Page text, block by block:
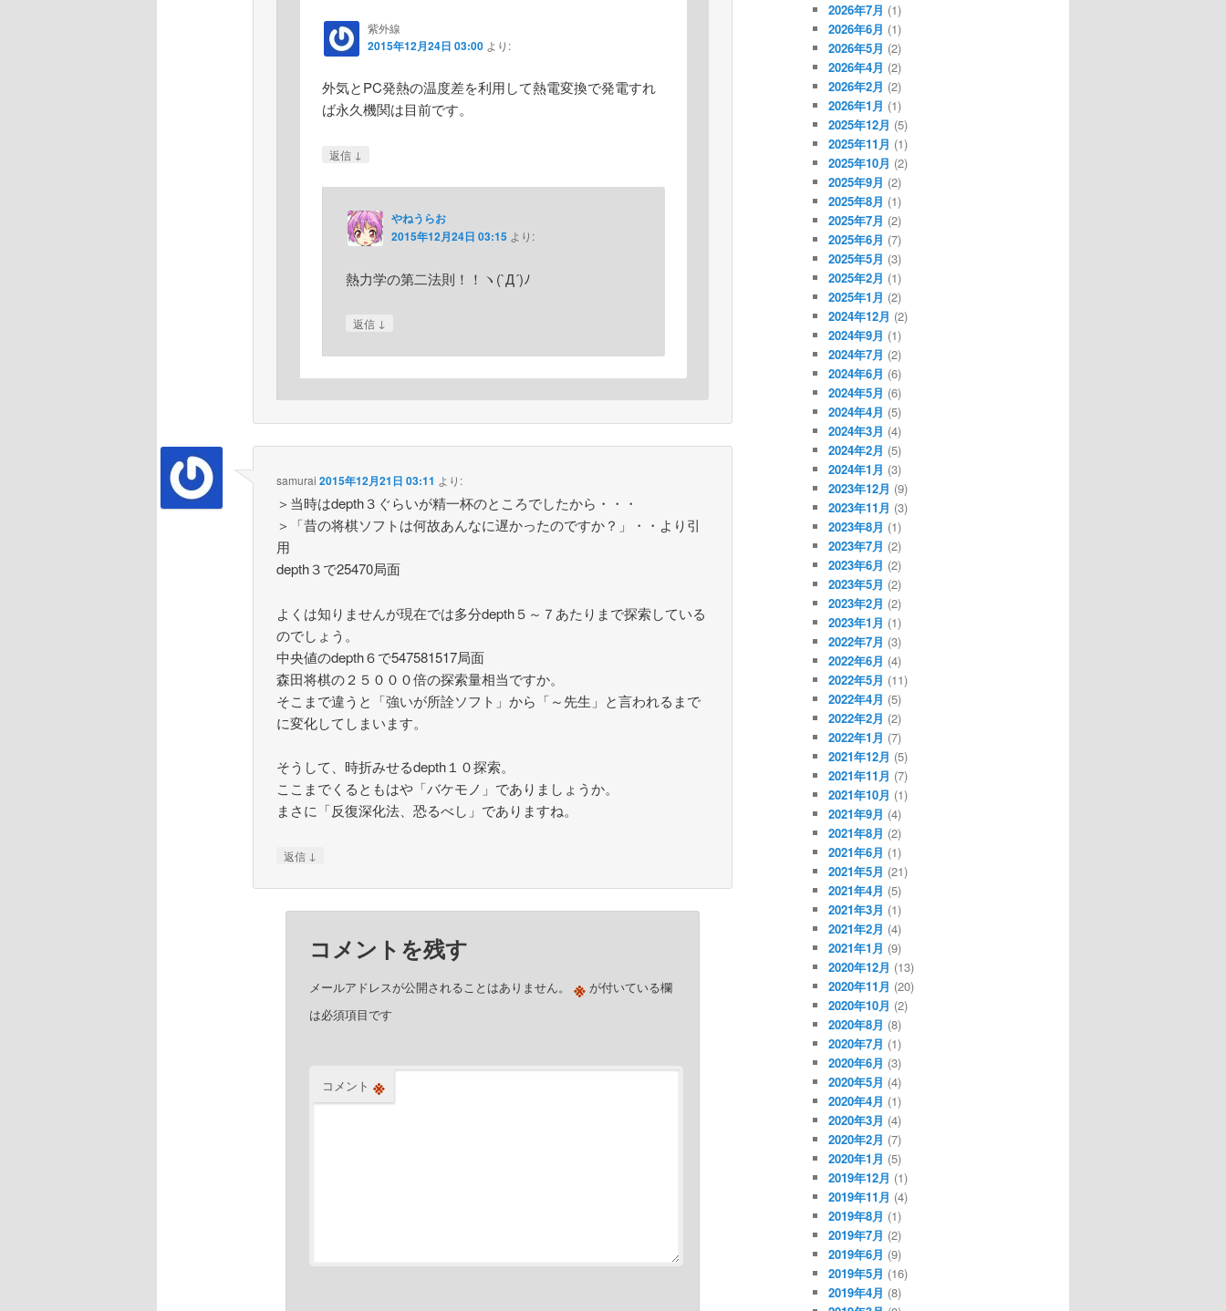
紫外線
2015年12月24日 03:00 より:
外気とPC発熱の温度差を利用して熱電変換で発電すれ
ば永久機関は目前です。
返信 ↓
やねうらお
2015年12月24日 03:15 より:
熱力学の第二法則！！ヽ(`Д´)ﾉ
返信 ↓
samurai 2015年12月21日 03:11 より:
＞当時はdepth３ぐらいが精一杯のところでしたから・・・
＞「昔の将棋ソフトは何故あんなに遅かったのですか？」・・より引
用
depth３で25470局面
よくは知りませんが現在では多分depth５～７あたりまで探索している
のでしょう。
中央値のdepth６で547581517局面
森田将棋の２５０００倍の探索量相当ですか。
そこまで違うと「強いが所詮ソフト」から「～先生」と言われるまで
に変化してしまいます。
そうして、時折みせるdepth１０探索。
ここまでくるともはや「バケモノ」でありましょうか。
まさに「反復深化法、恐るべし」でありますね。
返信 ↓
コメントを残す
メールアドレスが公開されることはありません。 ※が付いている欄
は必須項目です
コメント ※
2026年7月 (1)
2026年6月 (1)
2026年5月 (2)
2026年4月 (2)
2026年2月 (2)
2026年1月 (1)
2025年12月 (5)
2025年11月 (1)
2025年10月 (2)
2025年9月 (2)
2025年8月 (1)
2025年7月 (2)
2025年6月 (7)
2025年5月 (3)
2025年2月 (1)
2025年1月 (2)
2024年12月 (2)
2024年9月 (1)
2024年7月 (2)
2024年6月 (6)
2024年5月 (6)
2024年4月 (5)
2024年3月 (4)
2024年2月 (5)
2024年1月 (3)
2023年12月 (9)
2023年11月 (3)
2023年8月 (1)
2023年7月 (2)
2023年6月 (2)
2023年5月 (2)
2023年2月 (2)
2023年1月 (1)
2022年7月 (3)
2022年6月 (4)
2022年5月 (11)
2022年4月 (5)
2022年2月 (2)
2022年1月 (7)
2021年12月 (5)
2021年11月 (7)
2021年10月 (1)
2021年9月 (4)
2021年8月 (2)
2021年6月 (1)
2021年5月 (21)
2021年4月 (5)
2021年3月 (1)
2021年2月 (4)
2021年1月 (9)
2020年12月 (13)
2020年11月 (20)
2020年10月 (2)
2020年8月 (8)
2020年7月 (1)
2020年6月 (3)
2020年5月 (4)
2020年4月 (1)
2020年3月 (4)
2020年2月 (7)
2020年1月 (5)
2019年12月 (1)
2019年11月 (4)
2019年8月 (1)
2019年7月 (2)
2019年6月 (9)
2019年5月 (16)
2019年4月 (8)